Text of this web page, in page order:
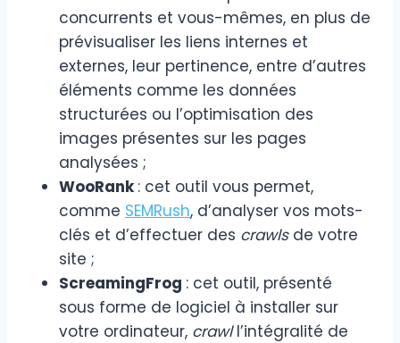
concurrents et vous-mêmes, en plus de
prévisualiser les liens internes et
externes, leur pertinence, entre d’autres
éléments comme les données
structurées ou l’optimisation des
images présentes sur les pages
analysées ;
WooRank: cet outil vous permet,
comme SEMRush, d’analyser vos mots-
clés et d’effectuer des crawlsde votre
site ;
ScreamingFrog : cet outil, présenté
sous forme de logiciel à installer sur
votre ordinateur, crawll’intégralité de